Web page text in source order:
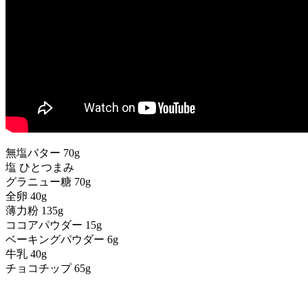
無塩バター 70g
塩 ひとつまみ
グラニュー糖 70g
全卵 40g
薄力粉 135g
ココアパウダー 15g
ベーキングパウダー 6g
牛乳 40g
チョコチップ 65g